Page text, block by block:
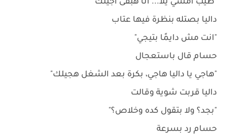
"طيب امشي يلا... أنا هبقى أجيلك"
داليا بصتله بنظرة فيها عتاب
"انت مش دايمًا بتيجي"
حسام قال باستعجال
"هاجي يا داليا هاجي، بكرة بعد الشغل هجيلك"
داليا قربت شوية وقالت
"بجد؟ ولا بتقول كده وخلاص؟"
حسام رد بسرعة